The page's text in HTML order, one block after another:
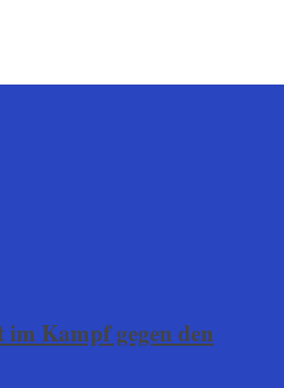
Kampf gegen den